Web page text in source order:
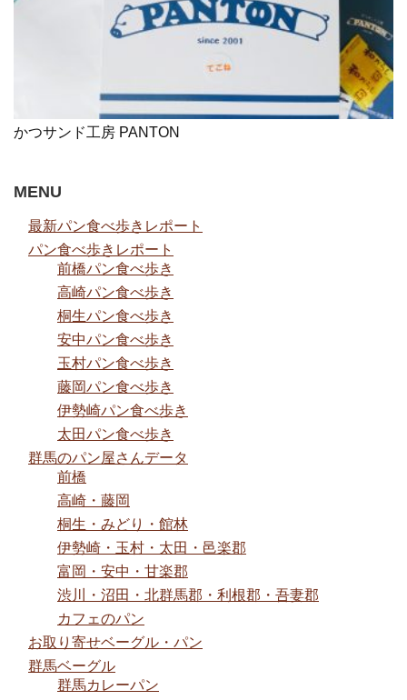
かつサンド工房 PANTON
MENU
最新パン食べ歩きレポート
パン食べ歩きレポート
前橋パン食べ歩き
高崎パン食べ歩き
桐生パン食べ歩き
安中パン食べ歩き
玉村パン食べ歩き
藤岡パン食べ歩き
伊勢崎パン食べ歩き
太田パン食べ歩き
群馬のパン屋さんデータ
前橋
高崎・藤岡
桐生・みどり・館林
伊勢崎・玉村・太田・邑楽郡
富岡・安中・甘楽郡
渋川・沼田・北群馬郡・利根郡・吾妻郡
カフェのパン
お取り寄せベーグル・パン
群馬ベーグル
群馬カレーパン